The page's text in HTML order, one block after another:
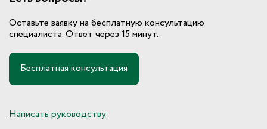
Оставьте заявку на бесплатную консультацию
специалиста. Ответ через 15 минут.
Бесплатная консультация
Написать руководству